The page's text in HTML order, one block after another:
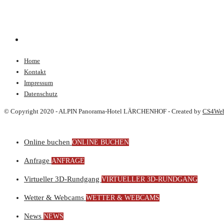
Home
Kontakt
Impressum
Datenschutz
© Copyright 2020 - ALPIN Panorama-Hotel LÄRCHENHOF - Created by
Online buchen ONLINE BUCHEN
Anfrage ANFRAGE
Virtueller 3D-Rundgang VIRTUELLER 3D-RUNDGANG
Wetter & Webcams WETTER & WEBCAMS
News NEWS